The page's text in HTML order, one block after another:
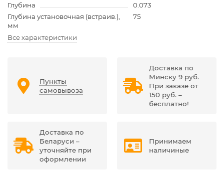
Глубина
0.073
Глубина установочная (встраив.),
мм
75
Все характеристики
Пункты
самовывоза
Доставка по
Минску 9 руб.
При заказе от
150 руб. –
бесплатно!
Доставка по
Беларуси –
уточняйте при
оформлении
Принимаем
наличиные